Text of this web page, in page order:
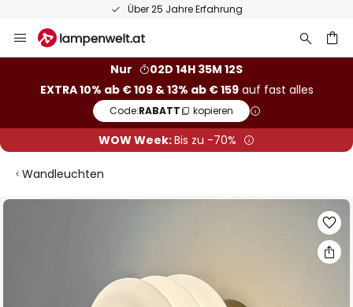
Über 25 Jahre Erfahrung
Inhalt
Nur
02D 14H 35M 12S
EXTRA 10% ab € 109 & 13% ab € 159auf fast alles
Code:RABATT kopieren
WOW Week:Bis zu -70%
Wandleuchten
Zum